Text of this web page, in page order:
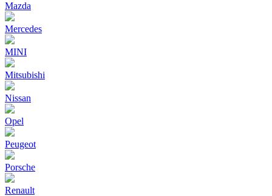
Mazda
Mercedes
MINI
Mitsubishi
Nissan
Opel
Peugeot
Porsche
Renault